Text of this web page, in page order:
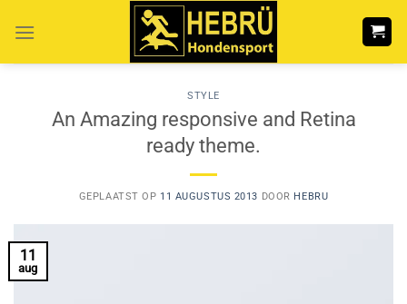
naar
STYLE
An Amazing responsive and Retina
ready theme.
GEPLAATST OP 11 AUGUSTUS 2013 DOOR HEBRU
11
aug